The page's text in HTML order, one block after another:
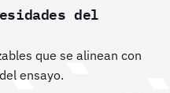
del
que se alinean con
ensayo.